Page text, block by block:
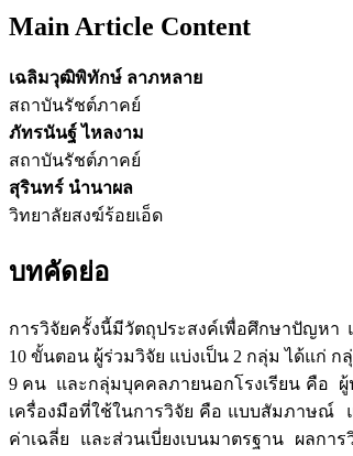
Main Article Content
เฉลิมวุฒิพิทักษ์ ลาภหลาย
สถาบันรัชต์ภาคย์
ภัทรนันฐ์ ไหลงาม
สถาบันรัชต์ภาคย์
สุรินทร์ นำนาผล
วิทยาลัยสงฆ์ร้อยเอ็ด
บทคัดย่อ
การวิจัยครั้งนี้มีวัตถุประสงค์เพื่อศึกษาปัญหา
10 ขั้นตอน ผู้ร่วมวิจัย แบ่งเป็น 2 กลุ่ม ได้แก่
9 คน และกลุ่มบุคคลภายนอกโรงเรียน คือ ผู้
เครื่องมือที่ใช้ในการวิจัย คือ แบบสัมภาษณ์
ค่าเฉลี่ย และส่วนเบี่ยงเบนมาตรฐาน ผลกา